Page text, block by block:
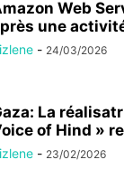
Web
une
- 24/03/2026
La
of Hind »
- 23/02/2026